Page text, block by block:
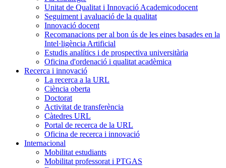
Unitat de Qualitat i Innovació Academicodocent
Seguiment i avaluació de la qualitat
Innovació docent
Recomanacions per al bon ús de les eines basades en la
Intel·ligència Artificial
Estudis analítics i de prospectiva universitària
Oficina d'ordenació i qualitat acadèmica
Recerca i innovació
La recerca a la URL
Ciència oberta
Doctorat
Activitat de transferència
Càtedres URL
Portal de recerca de la URL
Oficina de recerca i innovació
Internacional
Mobilitat estudiants
Mobilitat professorat i PTGAS